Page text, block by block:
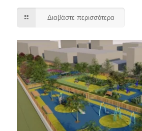
Διαβάστε περισσότερα